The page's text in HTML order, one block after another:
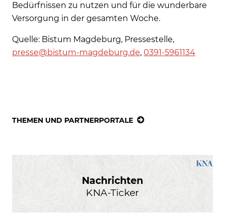
Bedürfnissen zu nutzen und für die wunderbare
Versorgung in der gesamten Woche.
Quelle: Bistum Magdeburg, Pressestelle,
presse@bistum-magdeburg.de, 0391-5961134
THEMEN UND PARTNERPORTALE
Nachrichten
KNA-Ticker